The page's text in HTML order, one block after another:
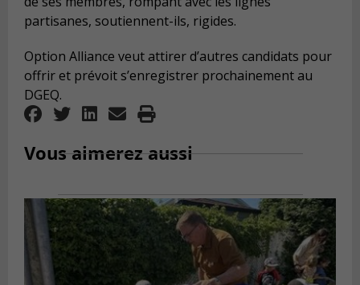
partisanes, soutiennent-ils, rigides.
Option Alliance veut attirer d’autres candidats pour
offrir et prévoit s’enregistrer prochainement au
DGEQ.
Vous aimerez aussi